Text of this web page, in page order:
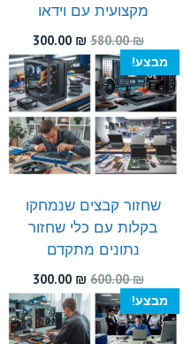
מקצועית עם וידאו
580.00₪
המחיר
המקורי
היה:
580.00 ₪.
300.00 ₪
המחיר
הנוכחי
הוא:
300.00 ₪.
מבצע!
שחזור קבצים שנמחקו
בקלות עם כלי שחזור
נתונים מתקדם
600.00₪
המחיר
המקורי
היה:
600.00 ₪.
300.00 ₪
המחיר
הנוכחי
הוא:
300.00 ₪.
מבצע!